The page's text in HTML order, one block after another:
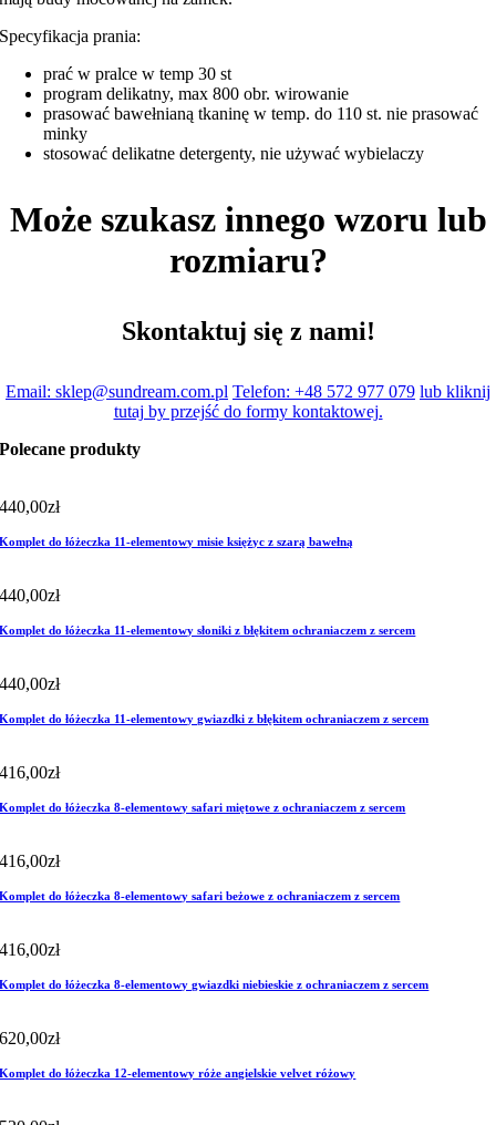
Specyfikacja prania:
prać w pralce w temp 30 st
program delikatny, max 800 obr. wirowanie
prasować bawełnianą tkaninę w temp. do 110 st. nie prasować
minky
stosować delikatne detergenty, nie używać wybielaczy
Może szukasz innego wzoru lub
rozmiaru?
Skontaktuj się z nami!
Email: sklep@sundream.com.pl Telefon: +48 572 977 079 lub kliknij
tutaj by przejść do formy kontaktowej.
Polecane produkty
440,00zł
Komplet do łóżeczka 11-elementowy misie księżyc z szarą bawełną
440,00zł
Komplet do łóżeczka 11-elementowy słoniki z błękitem ochraniaczem z sercem
440,00zł
Komplet do łóżeczka 11-elementowy gwiazdki z błękitem ochraniaczem z sercem
416,00zł
Komplet do łóżeczka 8-elementowy safari miętowe z ochraniaczem z sercem
416,00zł
Komplet do łóżeczka 8-elementowy safari beżowe z ochraniaczem z sercem
416,00zł
Komplet do łóżeczka 8-elementowy gwiazdki niebieskie z ochraniaczem z sercem
620,00zł
Komplet do łóżeczka 12-elementowy róże angielskie velvet różowy